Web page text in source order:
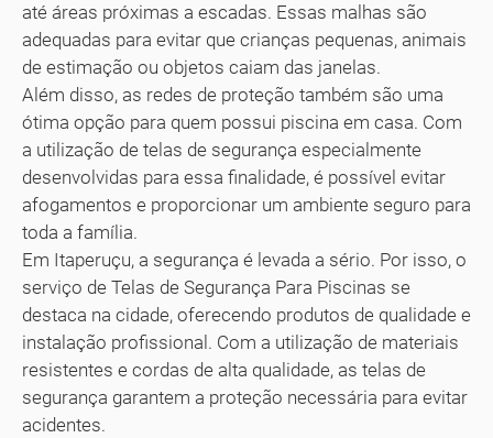
até áreas próximas a escadas. Essas malhas são
adequadas para evitar que crianças pequenas, animais
de estimação ou objetos caiam das janelas.
Além disso, as redes de proteção também são uma
ótima opção para quem possui piscina em casa. Com
a utilização de telas de segurança especialmente
desenvolvidas para essa finalidade, é possível evitar
afogamentos e proporcionar um ambiente seguro para
toda a família.
Em Itaperuçu, a segurança é levada a sério. Por isso, o
serviço de Telas de Segurança Para Piscinas se
destaca na cidade, oferecendo produtos de qualidade e
instalação profissional. Com a utilização de materiais
resistentes e cordas de alta qualidade, as telas de
segurança garantem a proteção necessária para evitar
acidentes.